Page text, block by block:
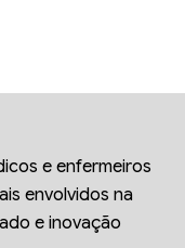
e enfermeiros
envolvidos na
e inovação